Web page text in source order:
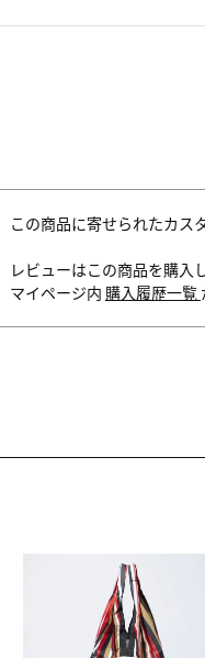
この商品に寄せられたカス
レビューはこの商品を購入
マイページ内 購入履歴一覧